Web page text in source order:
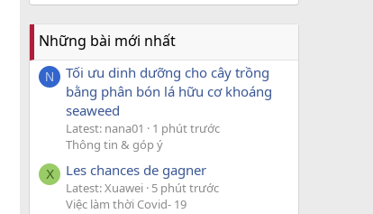
Những bài mới nhất
N
Tối ưu dinh dưỡng cho cây trồng
bằng phân bón lá hữu cơ khoáng
seaweed
Latest: nana01
1 phút trước
Thông tin & góp ý
X Les chances de gagner
Latest: Xuawei 5 phút trước
Việc làm thời Covid- 19